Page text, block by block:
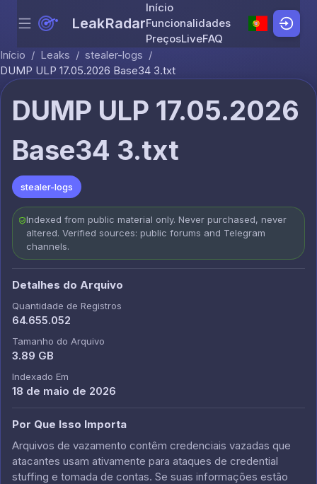
Skip to content
Menu LeakRadar
Início
Funcionalidades
PreçosLiveFAQ
Início / Leaks / stealer-logs /
DUMP ULP 17.05.2026 Base34 3.txt
DUMP ULP 17.05.2026
Base34 3.txt
stealer-logs
Indexed from public material only. Never purchased, never
altered. Verified sources: public forums and Telegram
channels.
Detalhes do Arquivo
Quantidade de Registros
64.655.052
Tamanho do Arquivo
3.89 GB
Indexado Em
18 de maio de 2026
Por Que Isso Importa
Arquivos de vazamento contêm credenciais vazadas que
atacantes usam ativamente para ataques de credential
stuffing e tomada de contas. Se suas informações estão